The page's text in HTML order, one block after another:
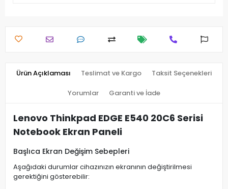
Ürün Açıklaması Teslimat ve Kargo Taksit Seçenekleri
Yorumlar Garanti ve İade
Lenovo Thinkpad EDGE E540 20C6 Serisi
Notebook Ekran Paneli
Başlıca Ekran Değişim Sebepleri
Aşağıdaki durumlar cihazınızın ekranının değiştirilmesi
gerektiğini gösterebilir: